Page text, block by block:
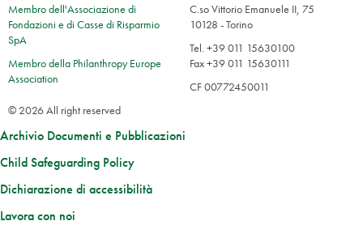
Membro dell'Associazione di
Fondazioni e di Casse di Risparmio
SpA
Membro della Philanthropy Europe
Association
C.so Vittorio Emanuele II, 75
10128 - Torino
Tel. +39 011 15630100
Fax +39 011 15630111
CF 00772450011
© 2026 All right reserved
Archivio Documenti e Pubblicazioni
Child Safeguarding Policy
Dichiarazione di accessibilità
Lavora con noi